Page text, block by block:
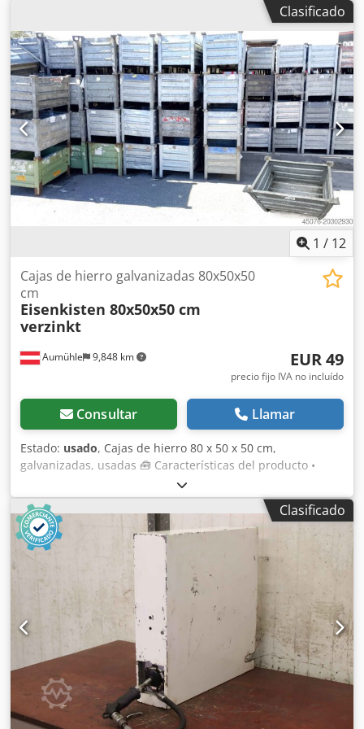
automático de gases no condensables Asistencia técnica
remota Inyección de aceite automática de alta precisión
Actualizaciones automáticas Dodpewzhnrofx Aqljwa
Incluye depósito de aceite POE para vehículos híbridos
Incluye impresora térmica
utilizada. Funciona correctamente. Dwedpfszpw Arjx Aqloa
Clasificado
1 / 12
Aumühle 9,848 km
Cajas de hierro galvanizadas 80x50x50
cm
Eisenkisten 80x50x50 cm
verzinkt
EUR 49
precio fijo IVA no incluído
Consultar Llamar
Estado: usado, Cajas de hierro 80 x 50 x 50 cm,
galvanizadas, usadas 🧰 Características del producto •
Material: Hierro • Estado: usado, ver fotos • Color:
galvanizado, verde • Dimensiones exteriores: aprox. 79 x 54
x 51 cm • Dimensiones interiores: aprox. 67,5 x 42,5 x 36
cm • Altura interior: aprox. 36 cm • Volumen: aprox. 115
litros • Peso: 15 kg • Fondo y paredes: cerradas, pequeños
orificios en el fondo • Apilable: Sí 💰 Precio 49 € netos, sin
IVA • Descuento por cantidad: a petición • Gastos de envío:
a petición, para toda Europa • Plazo de entrega: disponible
de inmediato • Visita y recogida: posible en cualquier
momento, previa concertación Constantemente más de
5000 metros lineales de estanterías para paletas de
numerosos fabricantes en stock (Sujeto a modificaciones y
errores en los datos técnicos, especificaciones y precios,
así como a ventas intermedias. Consulte nuestras
condiciones generales de venta, todos los precios sin IVA,
Clasificado